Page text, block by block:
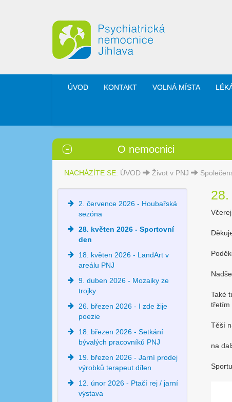
ÚVOD KONTAKT VOLNÁ MÍSTA
O nemocnici
NACHÁZÍTE SE: ÚVOD Život v PNJ
2. července 2026 - Houbařská
sezóna
28. květen 2026 - Sportovní
den
18. květen 2026 - LandArt v
areálu PNJ
9. duben 2026 - Mozaiky ze
trojky
26. březen 2026 - I zde žije
poezie
18. březen 2026 - Setkání
bývalých pracovníků PNJ
19. březen 2026 - Jarní prodej
výrobků terapeut.dílen
12. únor 2026 - Ptačí rej / jarní
výstava
Také
třetím
Těší
na